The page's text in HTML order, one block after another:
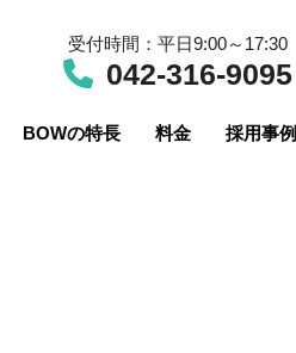
受付時間：平日9:00～17:30
042-316-9095
BOWの特長 料金 採用事例